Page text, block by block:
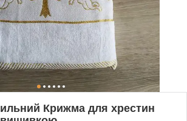
Крижма для хрестин